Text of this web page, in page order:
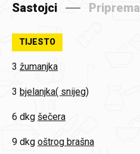
Sastojci Priprema
TIJESTO
3 žumanjka
3 bjelanjka( snijeg)
6 dkg šečera
9 dkg oštrog brašna